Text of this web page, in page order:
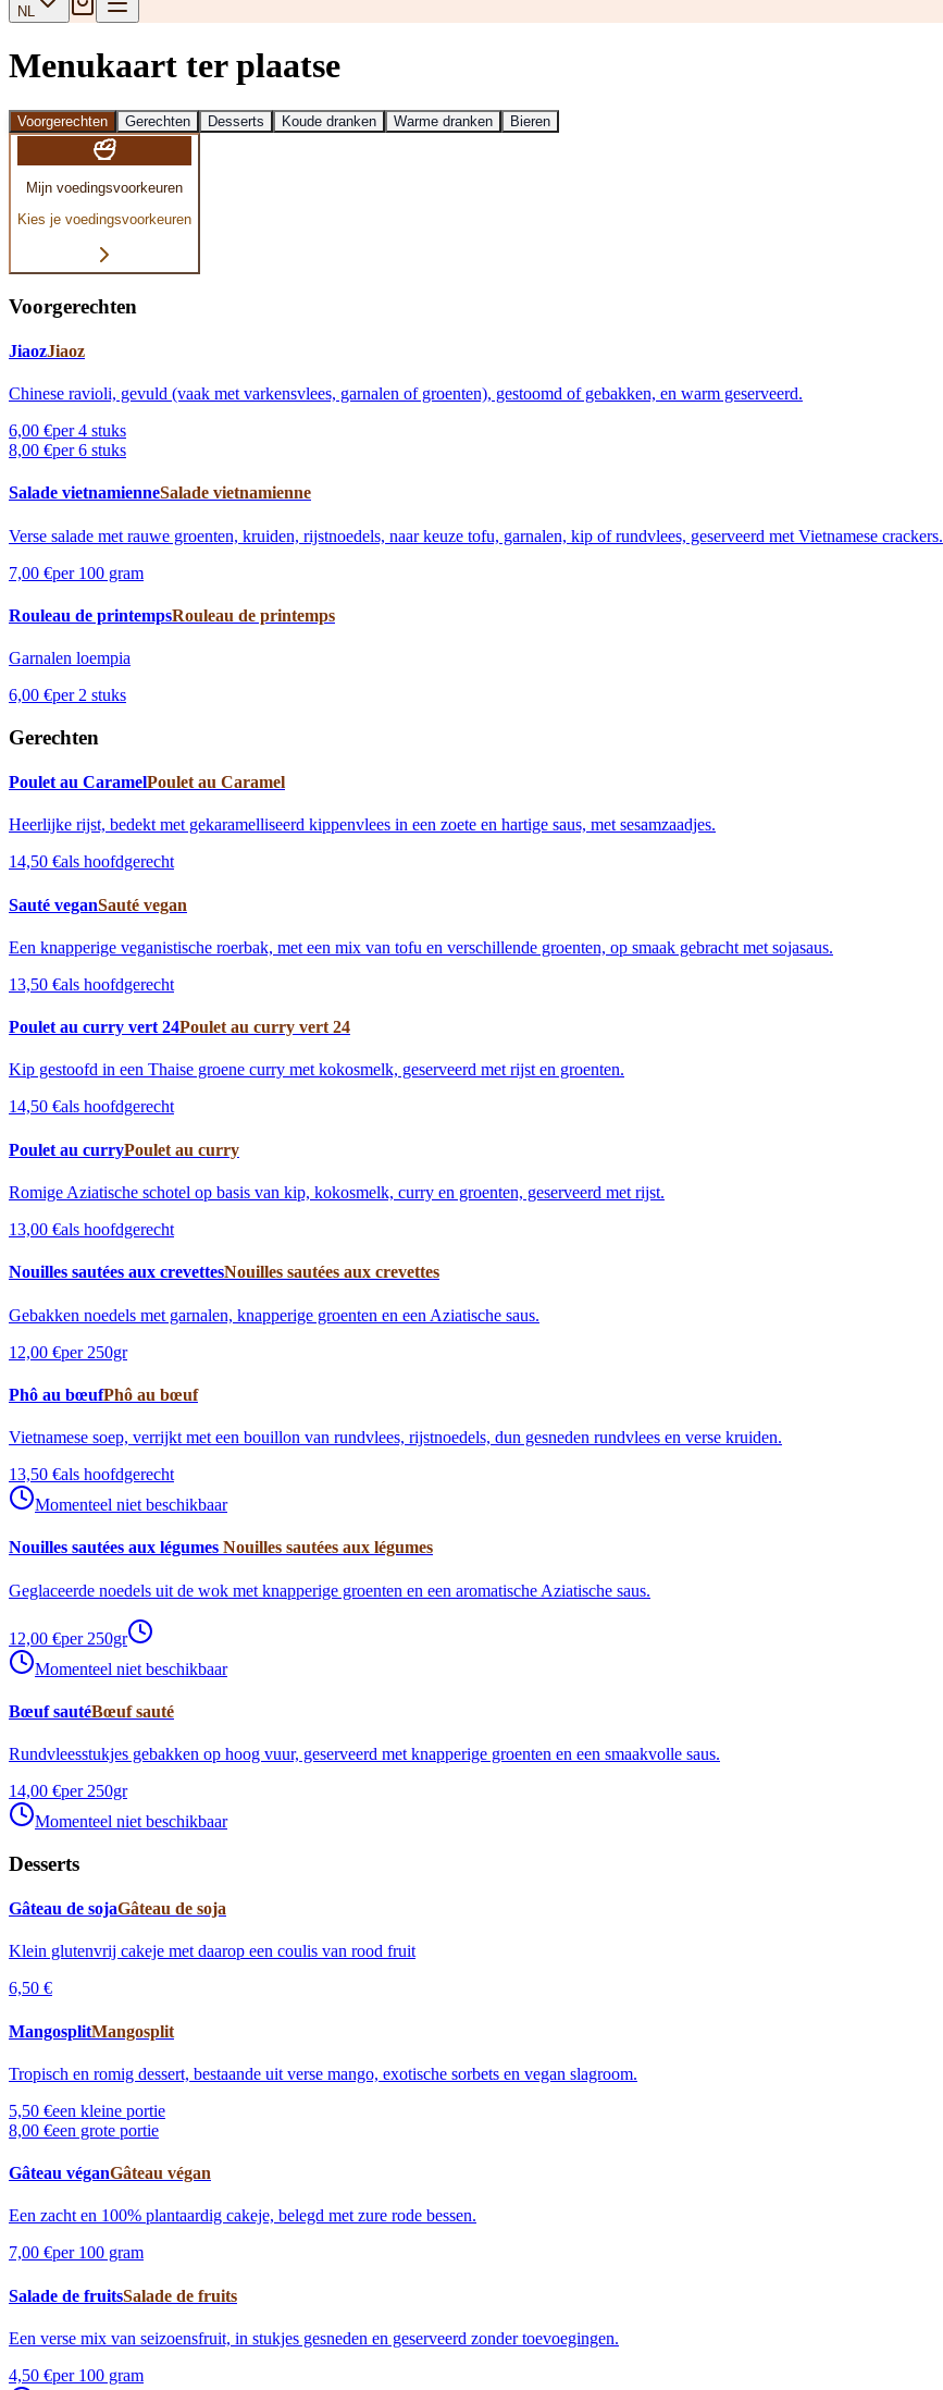
NL
Menukaart ter plaatse
Voorgerechten Gerechten Desserts Koude dranken Warme dranken Bieren
Mijn voedingsvoorkeuren
Kies je voedingsvoorkeuren
Voorgerechten
JiaozJiaoz
Chinese ravioli, gevuld (vaak met varkensvlees, garnalen of groenten), gestoomd of gebakken, en warm geserveerd.
6,00 €per 4 stuks
8,00 €per 6 stuks
Salade vietnamienneSalade vietnamienne
Verse salade met rauwe groenten, kruiden, rijstnoedels, naar keuze tofu, garnalen, kip of rundvlees, geserveerd met Vietnamese crackers.
7,00 €per 100 gram
Rouleau de printempsRouleau de printemps
Garnalen loempia
6,00 €per 2 stuks
Gerechten
Poulet au CaramelPoulet au Caramel
Heerlijke rijst, bedekt met gekaramelliseerd kippenvlees in een zoete en hartige saus, met sesamzaadjes.
14,50 €als hoofdgerecht
Sauté veganSauté vegan
Een knapperige veganistische roerbak, met een mix van tofu en verschillende groenten, op smaak gebracht met sojasaus.
13,50 €als hoofdgerecht
Poulet au curry vert 24Poulet au curry vert 24
Kip gestoofd in een Thaise groene curry met kokosmelk, geserveerd met rijst en groenten.
14,50 €als hoofdgerecht
Poulet au curryPoulet au curry
Romige Aziatische schotel op basis van kip, kokosmelk, curry en groenten, geserveerd met rijst.
13,00 €als hoofdgerecht
Nouilles sautées aux crevettesNouilles sautées aux crevettes
Gebakken noedels met garnalen, knapperige groenten en een Aziatische saus.
12,00 €per 250gr
Phô au bœufPhô au bœuf
Vietnamese soep, verrijkt met een bouillon van rundvlees, rijstnoedels, dun gesneden rundvlees en verse kruiden.
13,50 €als hoofdgerecht
Momenteel niet beschikbaar
Nouilles sautées aux légumes Nouilles sautées aux légumes
Geglaceerde noedels uit de wok met knapperige groenten en een aromatische Aziatische saus.
12,00 €per 250gr
Momenteel niet beschikbaar
Bœuf sautéBœuf sauté
Rundvleesstukjes gebakken op hoog vuur, geserveerd met knapperige groenten en een smaakvolle saus.
14,00 €per 250gr
Momenteel niet beschikbaar
Desserts
Gâteau de sojaGâteau de soja
Klein glutenvrij cakeje met daarop een coulis van rood fruit
6,50 €
MangosplitMangosplit
Tropisch en romig dessert, bestaande uit verse mango, exotische sorbets en vegan slagroom.
5,50 €een kleine portie
8,00 €een grote portie
Gâteau véganGâteau végan
Een zacht en 100% plantaardig cakeje, belegd met zure rode bessen.
7,00 €per 100 gram
Salade de fruitsSalade de fruits
Een verse mix van seizoensfruit, in stukjes gesneden en geserveerd zonder toevoegingen.
4,50 €per 100 gram